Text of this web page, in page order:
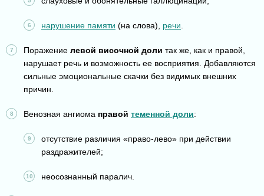
нарушение памяти (на слова), речи.
Поражение левой височной доли так же, как и правой,
нарушает речь и возможность ее восприятия. Добавляются
сильные эмоциональные скачки без видимых внешних
причин.
Венозная ангиома правой теменной доли:
отсутствие различия «право-лево» при действии
раздражителей;
неосознанный паралич.